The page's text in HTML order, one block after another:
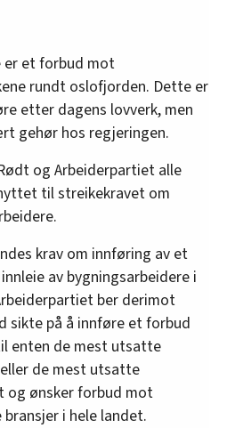
er et forbud mot
rundt oslofjorden. Dette er
etter dagens lovverk, men
gehør hos regjeringen.
og Arbeiderpartiet alle
til streikekravet om
krav om innføring av et
av bygningsarbeidere i
ber derimot
sikte på å innføre et forbud
enten de mest utsatte
de mest utsatte
og ønsker forbud mot
i hele landet.